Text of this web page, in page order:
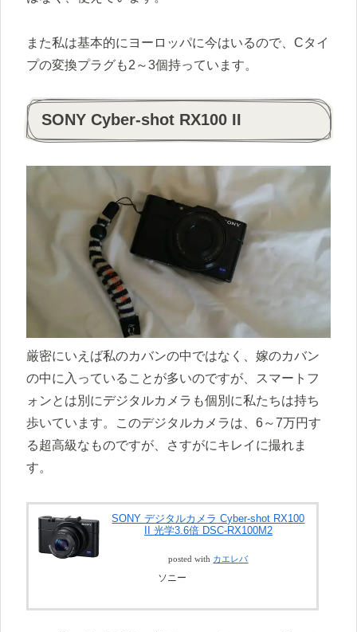
また私は基本的にヨーロッパに今はいるので、Cタイ
プの変換プラグも2～3個持っています。
SONY Cyber-shot RX100 II
厳密にいえば私のカバンの中ではなく、嫁のカバン
の中に入っていることが多いのですが、スマートフ
ォンとは別にデジタルカメラも個別に私たちは持ち
歩いています。このデジタルカメラは、6～7万円す
る超高級なものですが、さすがにキレイに撮れま
す。
SONY デジタルカメラ Cyber-shot RX100
II 光学3.6倍 DSC-RX100M2
posted with カエレバ
ソニー